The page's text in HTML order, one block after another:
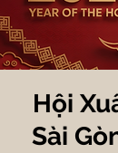
Hội
Sài